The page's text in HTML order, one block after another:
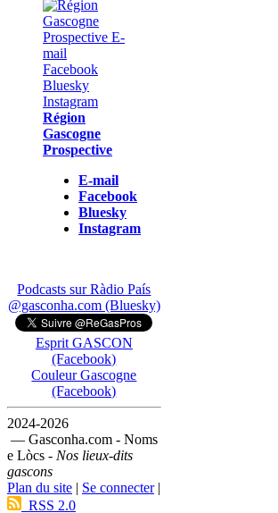
Région
Gascogne
Prospective
E-mail
Facebook
Bluesky
Instagram
Podcasts sur Ràdio País
@gasconha.com (Bluesky)
Esprit GASCON
(Facebook)
Couleur Gascogne
(Facebook)
2024-2026
— Gasconha.com - Noms
e Lòcs - Nos lieux-dits
gascons
Plan du site | Se connecter|
RSS 2.0